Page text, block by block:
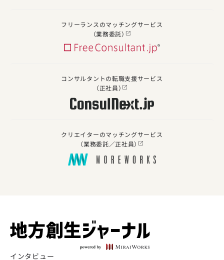
フリーランスのマッチングサービス
（業務委託）
コンサルタントの転職支援サービス
（正社員）
クリエイターのマッチングサービス
（業務委託／正社員）
インタビュー